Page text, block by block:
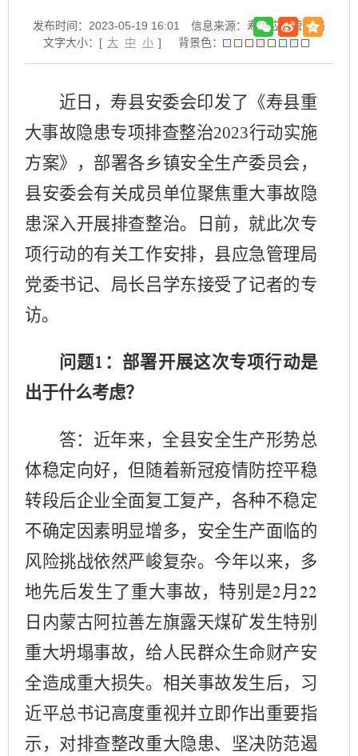
发布时间：2023-05-19 16:01
信息来源：寿县应急管理局
文字大小：[ 大 中 小 ] 背景色：
近日，寿县安委会印发了《寿县重
大事故隐患专项排查整治2023行动实施
方案》，部署各乡镇安全生产委员会，
县安委会有关成员单位聚焦重大事故隐
患深入开展排查整治。日前，就此次专
项行动的有关工作安排，县应急管理局
党委书记、局长吕学东接受了记者的专
访。
问题1 ：部署开展这次专项行动是
出于什么考虑？
答：近年来，全县安全生产形势总
体稳定向好，但随着新冠疫情防控平稳
转段后企业全面复工复产，各种不稳定
不确定因素明显增多，安全生产面临的
风险挑战依然严峻复杂。今年以来，多
地先后发生了重大事故，特别是2月 22
日内蒙古阿拉善左旗露天煤矿发生特别
重大坍塌事故，给人民群众生命财产安
全造成重大损失。相关事故发生后，习
近平总书记高度重视并立即作出重要指
示，对排查整改重大隐患、坚决防范遏